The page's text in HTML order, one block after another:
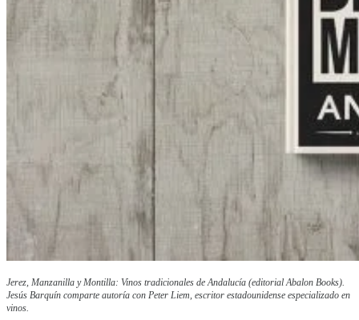
Jerez, Manzanilla y Montilla: Vinos tradicionales de Andalucía (editorial Abalon Books).
Jesús Barquín comparte autoría con Peter Liem, escritor estadounidense especializado en
vinos.